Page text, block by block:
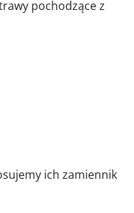
pochodzące z
ich zamiennik